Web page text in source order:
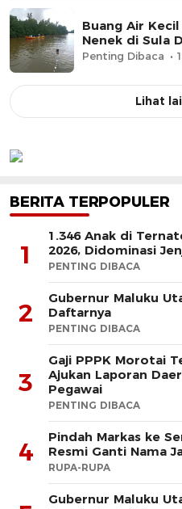
Buang Air
Nenek di Sula
Penting Dibaca
Lihat
BERITA TERPOPULER
1
1.346 Anak di
2026, Didominasi
PENTING DIBACA
2
Gubernur Maluku
Daftarnya
PENTING DIBACA
3
Gaji PPPK Morotai
Ajukan Laporan
Pegawai
PENTING DIBACA
4
Pindah Markas ke
Resmi Ganti Nama
RUPA-RUPA
Gubernur Maluku